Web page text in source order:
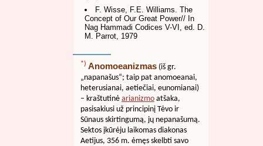
F. Wisse, F.E. Williams. The
Concept of Our Great Power// In
Nag Hammadi Codices V-VI, ed. D.
M. Parrot, 1979
*) Anomoeanizmas (iš gr.
„napanašus“; taip pat anomoeanai,
heterusianai, aetiečiai, eunomianai)
– kraštutinė arianizmo atšaka,
pasisakiusi už principinį Tėvo ir
Sūnaus skirtingumą, jų nepanašumą.
Sektos įkūrėju laikomas diakonas
Aetijus, 356 m. ėmęs skelbti savo